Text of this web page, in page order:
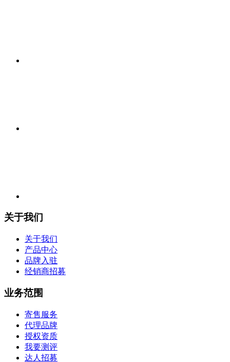
关于我们
关于我们
产品中心
品牌入驻
经销商招募
业务范围
寄售服务
代理品牌
授权资质
我要测评
达人招募